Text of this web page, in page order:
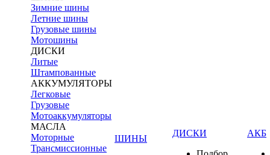
Зимние шины
Летние шины
Грузовые шины
Мотошины
ДИСКИ
Литые
Штампованные
АККУМУЛЯТОРЫ
Легковые
Грузовые
Мотоаккумуляторы
МАСЛА
Моторные
Трансмиссионные
ШИНЫ
ДИСКИ
АКБ